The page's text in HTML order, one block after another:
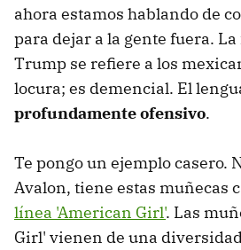
ahora estamos hablando de
para dejar a la gente fuera.
Trump se refiere a los
locura; es demencial. El
profundamente ofensivo.
Te pongo un ejemplo casero.
Avalon, tiene estas muñecas
línea 'American Girl'. Las
Girl' vienen de una